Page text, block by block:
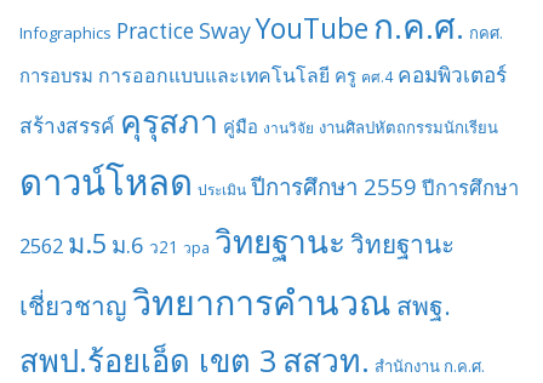
Infographics Practice SwayYouTubeก.ค.ศ. กคศ.
การอบรม การออกแบบและเทคโนโลยี ครู คศ.4 คอมพิวเตอร์
สร้างสรรค์ คุรุสภา คู่มือ งานวิจัย งานศิลปหัตถกรรมนักเรียน
ดาวน์โหลด ประเมิน ปีการศึกษา 2559 ปีการศึกษา
2562 ม.5 ม.6 ว21 วpa วิทยฐานะ วิทยฐานะ
เชี่ยวชาญวิทยาการคำนวณ สพฐ.
สพป.ร้อยเอ็ด เขต 3 สสวท. สำนักงาน ก.ค.ศ.